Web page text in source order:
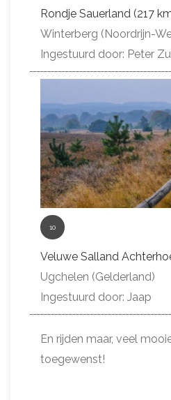
Rondje Sauerland (217
Winterberg (Noordrijn-
Ingestuurd door: Peter
10
Veluwe Salland
Ugchelen (Gelderland)
Ingestuurd door: Jaap
En rijden maar, veel
toegewenst!